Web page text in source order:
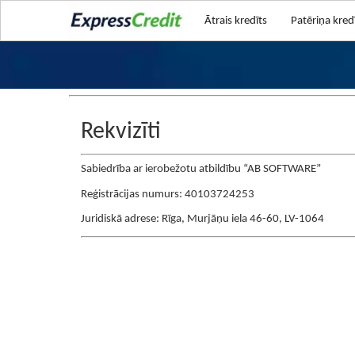
Ātrais kredīts Patēriņa
Rekvizīti
Sabiedrība ar ierobežotu atbildību “AB SOFTWARE”
Reģistrācijas numurs: 40103724253
Juridiskā adrese: Rīga, Murjāņu iela 46-60, LV-1064